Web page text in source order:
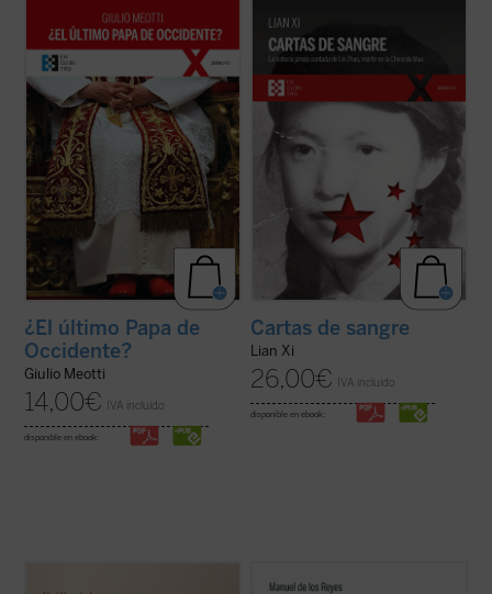
«Joseph Ratzinger ha sido, como Meotti lo
describe, un coloso, finalmente 'derrotado'
en sus esfuerzos por salvar a la
civilización occidental, pero que ha dejado
detrás de sí los códigos que aún pueden
permitir a la humanidad arreglar las ...
(ver
ficha)
¿El último Papa de
Occidente?
Giulio Meotti
14,00€ IVA incluido
disponible en ebook:
Zhao, una poeta y periodista china
arrestada por el régimen de Mao en 1960 y
ejecutada en la cúspide de la Revolución
dictadura maoísta, mantuvo una ...
(ver
ficha)
Cartas de sangre
Lian Xi
26,00€ IVA incluido
disponible en ebook: